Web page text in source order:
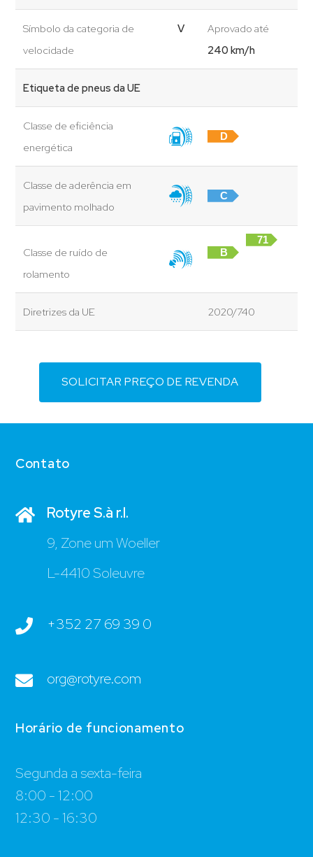
Símbolo da categoria de
velocidade
V
Aprovado até
240 km/h
Etiqueta de pneus da UE
Classe de eficiência
energética
D
Classe de aderência em
pavimento molhado
C
Classe de ruído de
rolamento
B
71
Diretrizes da UE 2020/740
SOLICITAR PREÇO DE REVENDA
Contato
Rotyre S.à r.l.
9, Zone um Woeller
L-4410 Soleuvre
+352 27 69 39 0
org@rotyre.com
Horário de funcionamento
Segunda a sexta-feira
8:00 - 12:00
12:30 - 16:30